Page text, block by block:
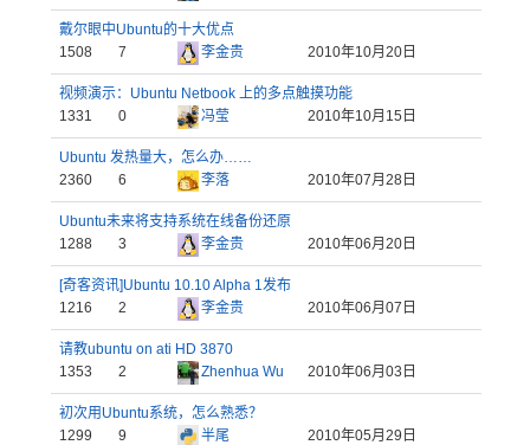
戴尔眼中Ubuntu的十大优点
1508
7 李金贵 2010年10月20日
视频演示：Ubuntu Netbook 上的多点触摸功能
1331
0 冯莹 2010年10月15日
Ubuntu 发热量大，怎么办……
2360
6 李落 2010年07月28日
Ubuntu未来将支持系统在线备份还原
1288
3 李金贵 2010年06月20日
[奇客资讯]Ubuntu 10.10 Alpha 1发布
1216
2 李金贵 2010年06月07日
请教ubuntu on ati HD 3870
1353
2 Zhenhua Wu 2010年06月03日
初次用Ubuntu系统，怎么熟悉？
1299
9 半尾 2010年05月29日